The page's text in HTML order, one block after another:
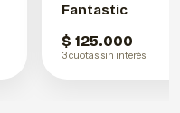
Fantastic
$ 125.000
3 cuotas sin interés